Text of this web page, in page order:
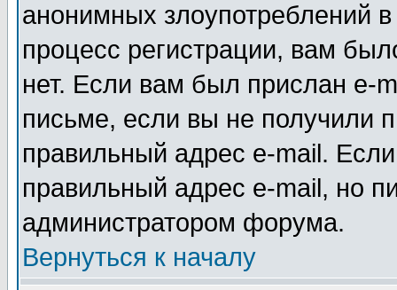
анонимных злоупотреблений
процесс регистрации, вам
нет. Если вам был прислан e-
письме, если вы не получили
правильный адрес e-mail.
правильный адрес e-mail, но
администратором форума.
Вернуться к началу